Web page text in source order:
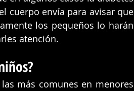
cuerpo envía para avisar que
los pequeños lo harán
atención.
más comunes en menores